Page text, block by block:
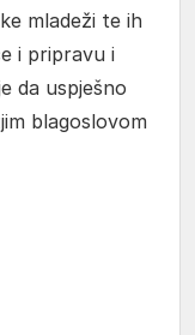
mladeži te ih
i pripravu i
da uspješno
blagoslovom